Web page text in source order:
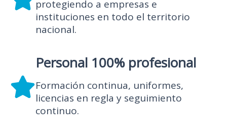
protegiendo a empresas e
instituciones en todo el territorio
nacional.
Personal 100% profesional
Formación continua, uniformes,
licencias en regla y seguimiento
continuo.